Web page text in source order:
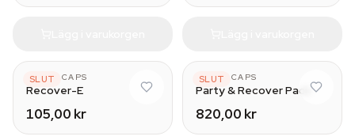
SLUT
HAPPY CAPS
Recover-E
105,00 kr
SLUT
HAPPY CAPS
Party & Recover Pack
820,00 kr